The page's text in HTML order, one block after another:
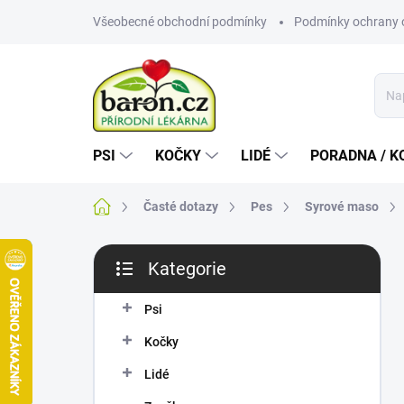
Všeobecné obchodní podmínky Podmínky ochrany
PSI KOČKY LIDÉ PORADNA /
Domů Časté dotazy Pes Syrové maso
P
s
kategorie
Kategorie
Psi
Kočky
Lidé